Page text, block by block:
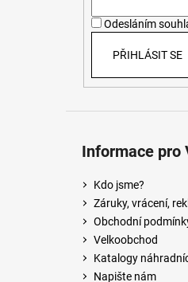
Odesláním
PŘIHLÁSIT SE
Informace pro
Kdo jsme?
Záruky, vrácení,
Obchodní
Velkoobchod
Katalogy
Napište nám